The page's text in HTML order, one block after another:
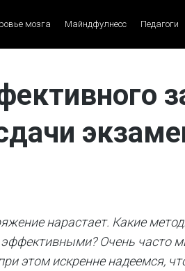
мозга Майндфулнесс Педагоги
нарастает. Какие
Очень часто
этом искренне надеемся,